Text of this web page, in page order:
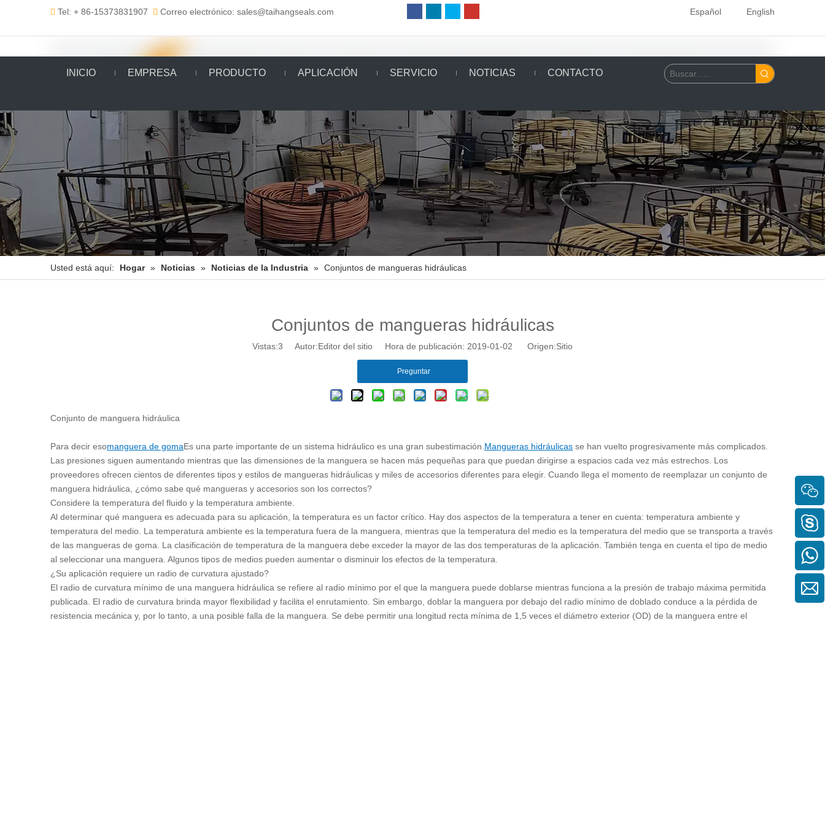
 Tel: + 86-15373831907  Correo electrónico: sales@taihangseals.com Español English
INICIO EMPRESA PRODUCTO APLICACIÓN SERVICIO NOTICIAS CONTACTO
Usted está aquí: Hogar » Noticias » Noticias de la Industria » Conjuntos de mangueras hidráulicas
Conjuntos de mangueras hidráulicas
Vistas:3 Autor:Editor del sitio Hora de publicación: 2019-01-02 Origen:Sitio
Preguntar
Conjunto de manguera hidráulica
Para decir esomanguera de gomaEs una parte importante de un sistema hidráulico es una gran subestimación. Mangueras hidráulicas se han vuelto progresivamente más complicados.
Las presiones siguen aumentando mientras que las dimensiones de la manguera se hacen más pequeñas para que puedan dirigirse a espacios cada vez más estrechos. Los
proveedores ofrecen cientos de diferentes tipos y estilos de mangueras hidráulicas y miles de accesorios diferentes para elegir. Cuando llega el momento de reemplazar un conjunto de
manguera hidráulica, ¿cómo sabe qué mangueras y accesorios son los correctos?
Considere la temperatura del fluido y la temperatura ambiente.
Al determinar qué manguera es adecuada para su aplicación, la temperatura es un factor crítico. Hay dos aspectos de la temperatura a tener en cuenta: temperatura ambiente y
temperatura del medio. La temperatura ambiente es la temperatura fuera de la manguera, mientras que la temperatura del medio es la temperatura del medio que se transporta a través
de las mangueras de goma. La clasificación de temperatura de la manguera debe exceder la mayor de las dos temperaturas de la aplicación. También tenga en cuenta el tipo de medio
al seleccionar una manguera. Algunos tipos de medios pueden aumentar o disminuir los efectos de la temperatura.
¿Su aplicación requiere un radio de curvatura ajustado?
El radio de curvatura mínimo de una manguera hidráulica se refiere al radio mínimo por el que la manguera puede doblarse mientras funciona a la presión de trabajo máxima permitida
publicada. El radio de curvatura brinda mayor flexibilidad y facilita el enrutamiento. Sin embargo, doblar la manguera por debajo del radio mínimo de doblado conduce a la pérdida de
resistencia mecánica y, por lo tanto, a una posible falla de la manguera. Se debe permitir una longitud recta mínima de 1,5 veces el diámetro exterior (OD) de la manguera entre el